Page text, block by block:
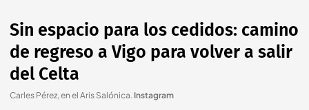
Sin espacio para los cedidos: camino
de regreso a Vigo para volver a salir
del Celta
Carles Pérez, en el Aris Salónica. Instagram